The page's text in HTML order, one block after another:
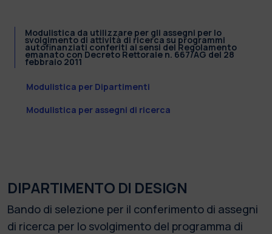
Modulistica da utilizzare per gli assegni per lo
svolgimento di attività di ricerca su programmi
autofinanziati conferiti ai sensi del Regolamento
emanato con Decreto Rettorale n. 667/AG del 28
febbraio 2011
Modulistica per Dipartimenti
Modulistica per assegni di ricerca
DIPARTIMENTO DI DESIGN
Bando di selezione per il conferimento di assegni
di ricerca per lo svolgimento del programma di